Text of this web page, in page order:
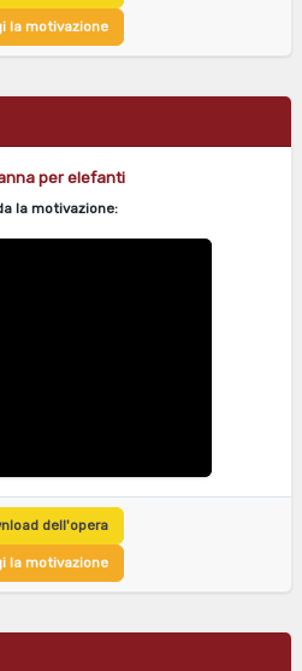
la motivazione
per elefanti
la motivazione:
dell'opera
la motivazione